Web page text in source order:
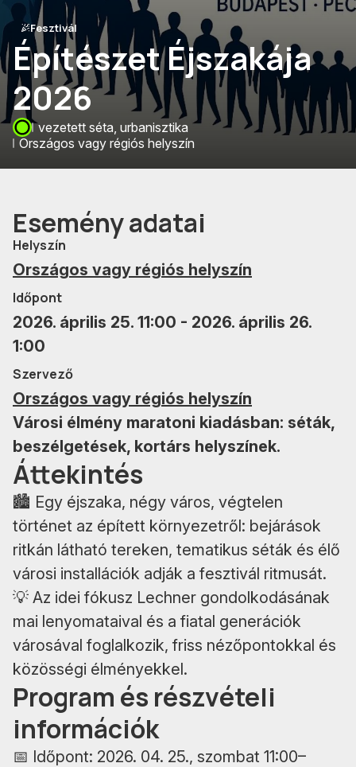
Fesztivál
Építészet Éjszakája
2026
vezetett séta, urbanisztika
Országos vagy régiós helyszín
Esemény adatai
Helyszín
Országos vagy régiós helyszín
Időpont
2026. április 25. 11:00 - 2026. április 26.
1:00
Szervező
Országos vagy régiós helyszín
Városi élmény maratoni kiadásban: séták,
beszélgetések, kortárs helyszínek.
Áttekintés
🏙️ Egy éjszaka, négy város, végtelen
történet az épített környezetről: bejárások
ritkán látható tereken, tematikus séták és élő
városi installációk adják a fesztivál ritmusát.
💡 Az idei fókusz Lechner gondolkodásának
mai lenyomataival és a fiatal generációk
városával foglalkozik, friss nézőpontokkal és
közösségi élményekkel.
Program és részvételi
információk
📅 Időpont: 2026. 04. 25., szombat 11:00–